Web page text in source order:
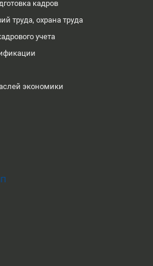
кадров
труда, охрана труда
учета
экономики